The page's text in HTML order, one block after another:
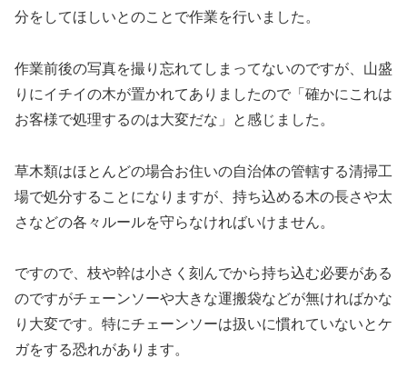
分をしてほしいとのことで作業を行いました。
作業前後の写真を撮り忘れてしまってないのですが、山盛
りにイチイの木が置かれてありましたので「確かにこれは
お客様で処理するのは大変だな」と感じました。
草木類はほとんどの場合お住いの自治体の管轄する清掃工
場で処分することになりますが、持ち込める木の長さや太
さなどの各々ルールを守らなければいけません。
ですので、枝や幹は小さく刻んでから持ち込む必要がある
のですがチェーンソーや大きな運搬袋などが無ければかな
り大変です。特にチェーンソーは扱いに慣れていないとケ
ガをする恐れがあります。